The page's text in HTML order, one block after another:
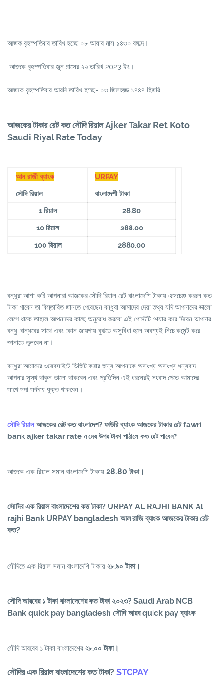
আজক বৃহস্পতিবার তারিখ হচ্ছে ০৮ আষার মাস ১৪৩০ বঙ্গাব্দ।
আজকে বৃহস্পতিবার জুন মাসের ২২ তারিখ 2023 ইং।
আজকে বৃহস্পতিবার আরবি তারিখ হচ্ছে- ০৩ জিলহজ্জ ১৪৪৪ হিজরি
আজকের টাকার রেট কত সৌদি রিয়াল Ajker Takar Ret Koto
Saudi Riyal Rate Today
আল রাজী ব্যাংক
URPAY
সৌদি রিয়াল
বাংলাদেশী টাকা
1 রিয়াল
28.80
10 রিয়াল
288.00
100 রিয়াল
2880.00
বন্ধুরা আশা করি আপনারা আজকের সৌদি রিয়াল রেট বাংলাদেশি টাকায় এক্সচেঞ্জ করলে কত
টাকা পাবেন তা বিস্তারিত জানতে পেরেছেন বন্ধুরা আমাদের দেয়া তথ্য যদি আপনাদের ভালো
লেগে থাকে তাহলে আপনাদের কাছে অনুরোধ করবো এই পোস্টটি শেয়ার করে দিবেন আপনার
বন্ধু-বান্ধবের সাথে এবং কোন জায়গায় বুঝতে অসুবিধা হলে অবশ্যই নিচে কমেন্ট করে
জানাতে ভুলবেন না।
বন্ধুরা আমাদের ওয়েবসাইটে ভিজিট করার জন্য আপনাকে অসংখ্য অসংখ্য ধন্যবাদ
আপনার সুস্থ থাকুন ভালো থাকবেন এবং প্রতিদিন এই ধরনেরই সংবাদ পেতে আমাদের
সাথে সদা সর্বদায় যুক্ত থাকবেন।
সৌদি রিয়ালআজকের রেট কত বাংলাদেশ? ফাউরি ব্যাংক আজকের টাকার রেট fawri
bank ajker takar rate নামের উপর টাকা পাঠালে কত রেট পাবেন?
আজকে এক রিয়াল সমান বাংলাদেশি টাকায় 28.80 টাকা।
সৌদির এক রিয়াল বাংলাদেশের কত টাকা? URPAY AL RAJHI BANK Al
rajhi Bank URPAY bangladesh আল রাজি ব্যাংক আজকের টাকার রেট
কত?
সৌদিতে এক রিয়াল সমান বাংলাদেশি টাকায় ২৮.৯০ টাকা।
সৌদি আরবের ১ টাকা বাংলাদেশের কত টাকা ২০২৩? Saudi Arab NCB
Bank quick pay bangladesh সৌদি আরব quick pay ব্যাংক
সৌদি আরবের ১ টাকা বাংলাদেশের ২৮.০০ টাকা।
সৌদির এক রিয়াল বাংলাদেশের কত টাকা? STCPAY